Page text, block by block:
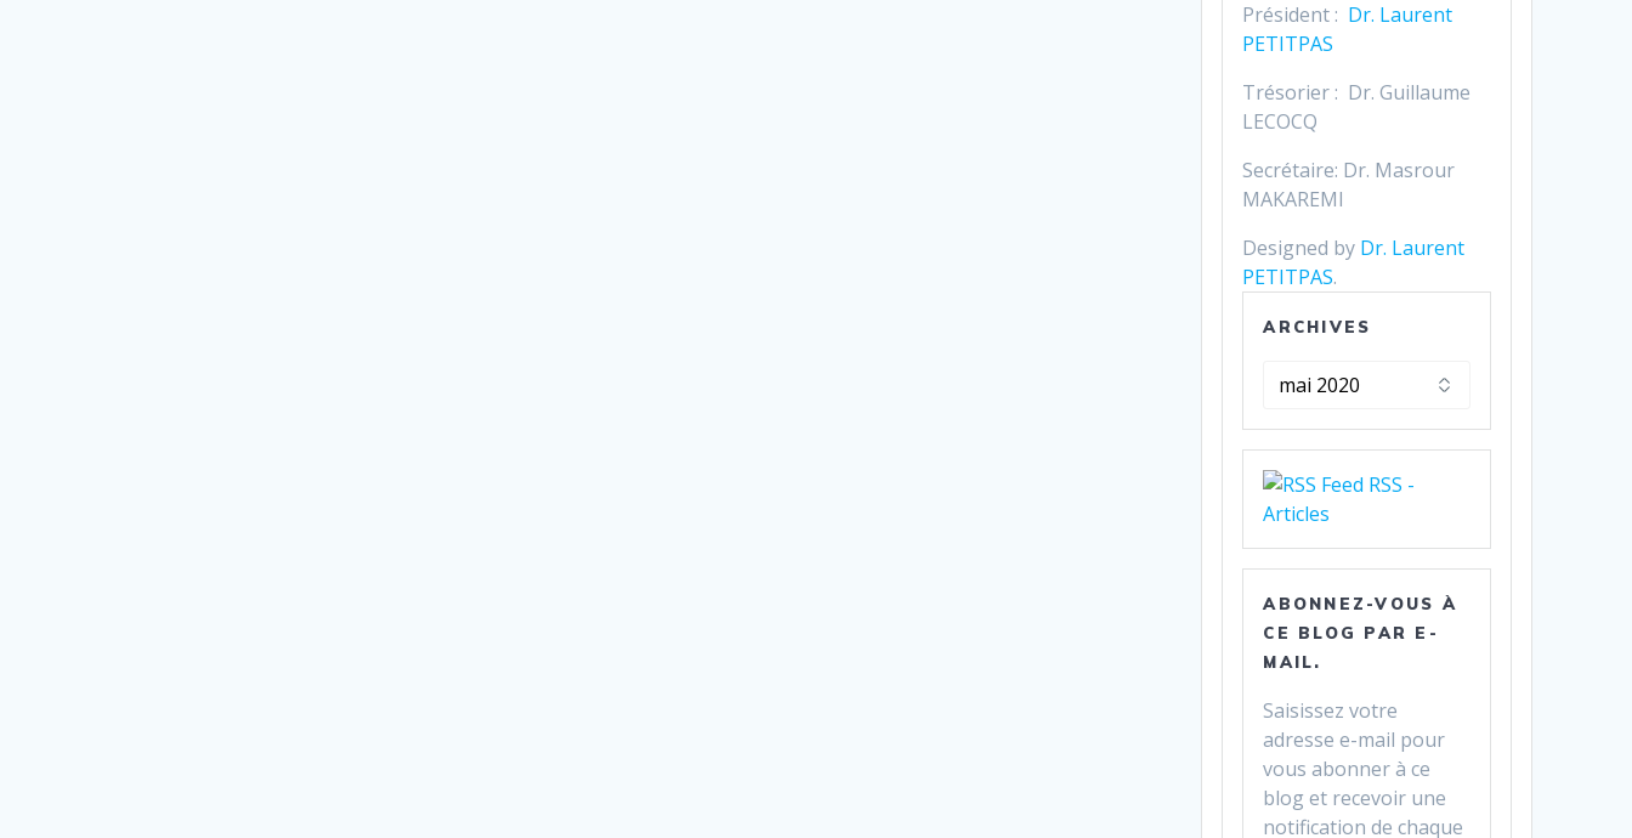
Président : Dr. Laurent
PETITPAS
Trésorier : Dr. Guillaume
LECOCQ
Secrétaire: Dr. Masrour
MAKAREMI
Designed by Dr. Laurent
PETITPAS.
ARCHIVES
Archives
RSS -
Articles
ABONNEZ-VOUS À
CE BLOG PAR E-
MAIL.
Saisissez votre
adresse e-mail pour
vous abonner à ce
blog et recevoir une
notification de chaque